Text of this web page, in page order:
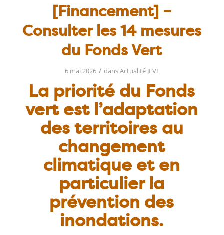
[Financement] –
Consulter les 14 mesures
du Fonds Vert
6 mai 2026 / dansActualité JEVI
La priorité du Fonds
vert est l’adaptation
des territoires au
changement
climatique et en
particulier la
prévention des
inondations.